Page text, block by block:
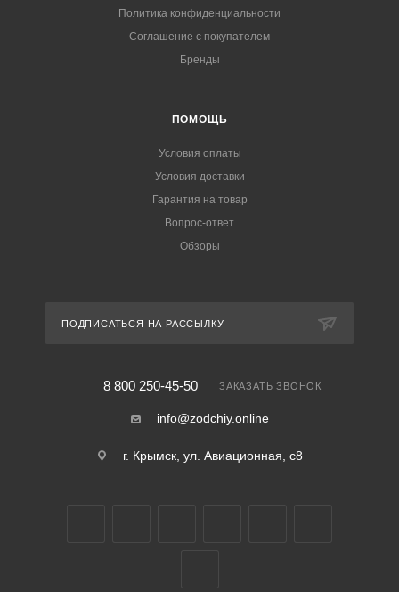
Политика конфиденциальности
Соглашение с покупателем
Бренды
ПОМОЩЬ
Условия оплаты
Условия доставки
Гарантия на товар
Вопрос-ответ
Обзоры
ПОДПИСАТЬСЯ НА РАССЫЛКУ
8 800 250-45-50 ЗАКАЗАТЬ ЗВОНОК
info@zodchiy.online
г. Крымск, ул. Авиационная, с8